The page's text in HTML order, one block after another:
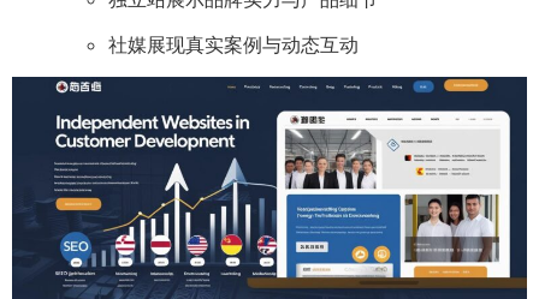
社媒展现真实案例与动态互动